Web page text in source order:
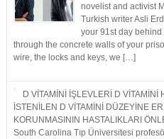
novelist and activist
Turkish writer Asli
your 91st day behind
through the concrete walls of your
wire, the locks and keys, we […]
D VİTAMİNİ İŞLEVLERİ D VİTAMİNİ
İSTENİLEN D VİTAMİNİ DÜZEYİNE
KORUNMASININ HASTALIKLARI
South Carolina Tıp Üniversitesi